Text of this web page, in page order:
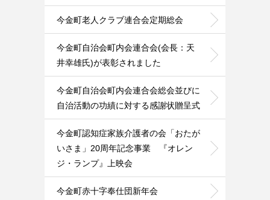
今金町老人クラブ連合会定期総会
今金町自治会町内会連合会(会長：天
井幸雄氏)が表彰されました
今金町自治会町内会連合会総会並びに
自治活動の功績に対する感謝状贈呈式
今金町認知症家族介護者の会「おたが
いさま」20周年記念事業 『オレン
ジ・ランプ』上映会
今金町赤十字奉仕団新年会